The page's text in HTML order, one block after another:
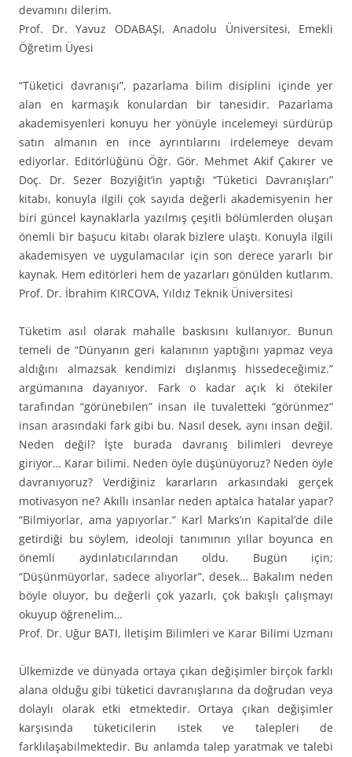
devamını dilerim.
Prof. Dr. Yavuz ODABAŞI, Anadolu Üniversitesi, Emekli
Öğretim Üyesi
“Tüketici davranışı”, pazarlama bilim disiplini içinde yer
alan en karmaşık konulardan bir tanesidir. Pazarlama
akademisyenleri konuyu her yönüyle incelemeyi sürdürüp
satın almanın en ince ayrıntılarını irdelemeye devam
ediyorlar. Editörlüğünü Öğr. Gör. Mehmet Akif Çakırer ve
Doç. Dr. Sezer Bozyiğit’in yaptığı “Tüketici Davranışları”
kitabı, konuyla ilgili çok sayıda değerli akademisyenin her
biri güncel kaynaklarla yazılmış çeşitli bölümlerden oluşan
önemli bir başucu kitabı olarak bizlere ulaştı. Konuyla ilgili
akademisyen ve uygulamacılar için son derece yararlı bir
kaynak. Hem editörleri hem de yazarları gönülden kutlarım.
Prof. Dr. İbrahim KIRCOVA, Yıldız Teknik Üniversitesi
Tüketim asıl olarak mahalle baskısını kullanıyor. Bunun
temeli de “Dünyanın geri kalanının yaptığını yapmaz veya
aldığını almazsak kendimizi dışlanmış hissedeceğimiz.”
argümanına dayanıyor. Fark o kadar açık ki ötekiler
tarafından “görünebilen” insan ile tuvaletteki “görünmez”
insan arasındaki fark gibi bu. Nasıl desek, aynı insan değil.
Neden değil? İşte burada davranış bilimleri devreye
giriyor… Karar bilimi. Neden öyle düşünüyoruz? Neden öyle
davranıyoruz? Verdiğiniz kararların arkasındaki gerçek
motivasyon ne? Akıllı insanlar neden aptalca hatalar yapar?
“Bilmiyorlar, ama yapıyorlar.” Karl Marks’ın Kapital’de dile
getirdiği bu söylem, ideoloji tanımının yıllar boyunca en
önemli aydınlatıcılarından oldu. Bugün için;
“Düşünmüyorlar, sadece alıyorlar”, desek… Bakalım neden
böyle oluyor, bu değerli çok yazarlı, çok bakışlı çalışmayı
okuyup öğrenelim…
Prof. Dr. Uğur BATI, İletişim Bilimleri ve Karar Bilimi Uzmanı
Ülkemizde ve dünyada ortaya çıkan değişimler birçok farklı
alana olduğu gibi tüketici davranışlarına da doğrudan veya
dolaylı olarak etki etmektedir. Ortaya çıkan değişimler
karşısında tüketicilerin istek ve talepleri de
farklılaşabilmektedir. Bu anlamda talep yaratmak ve talebi